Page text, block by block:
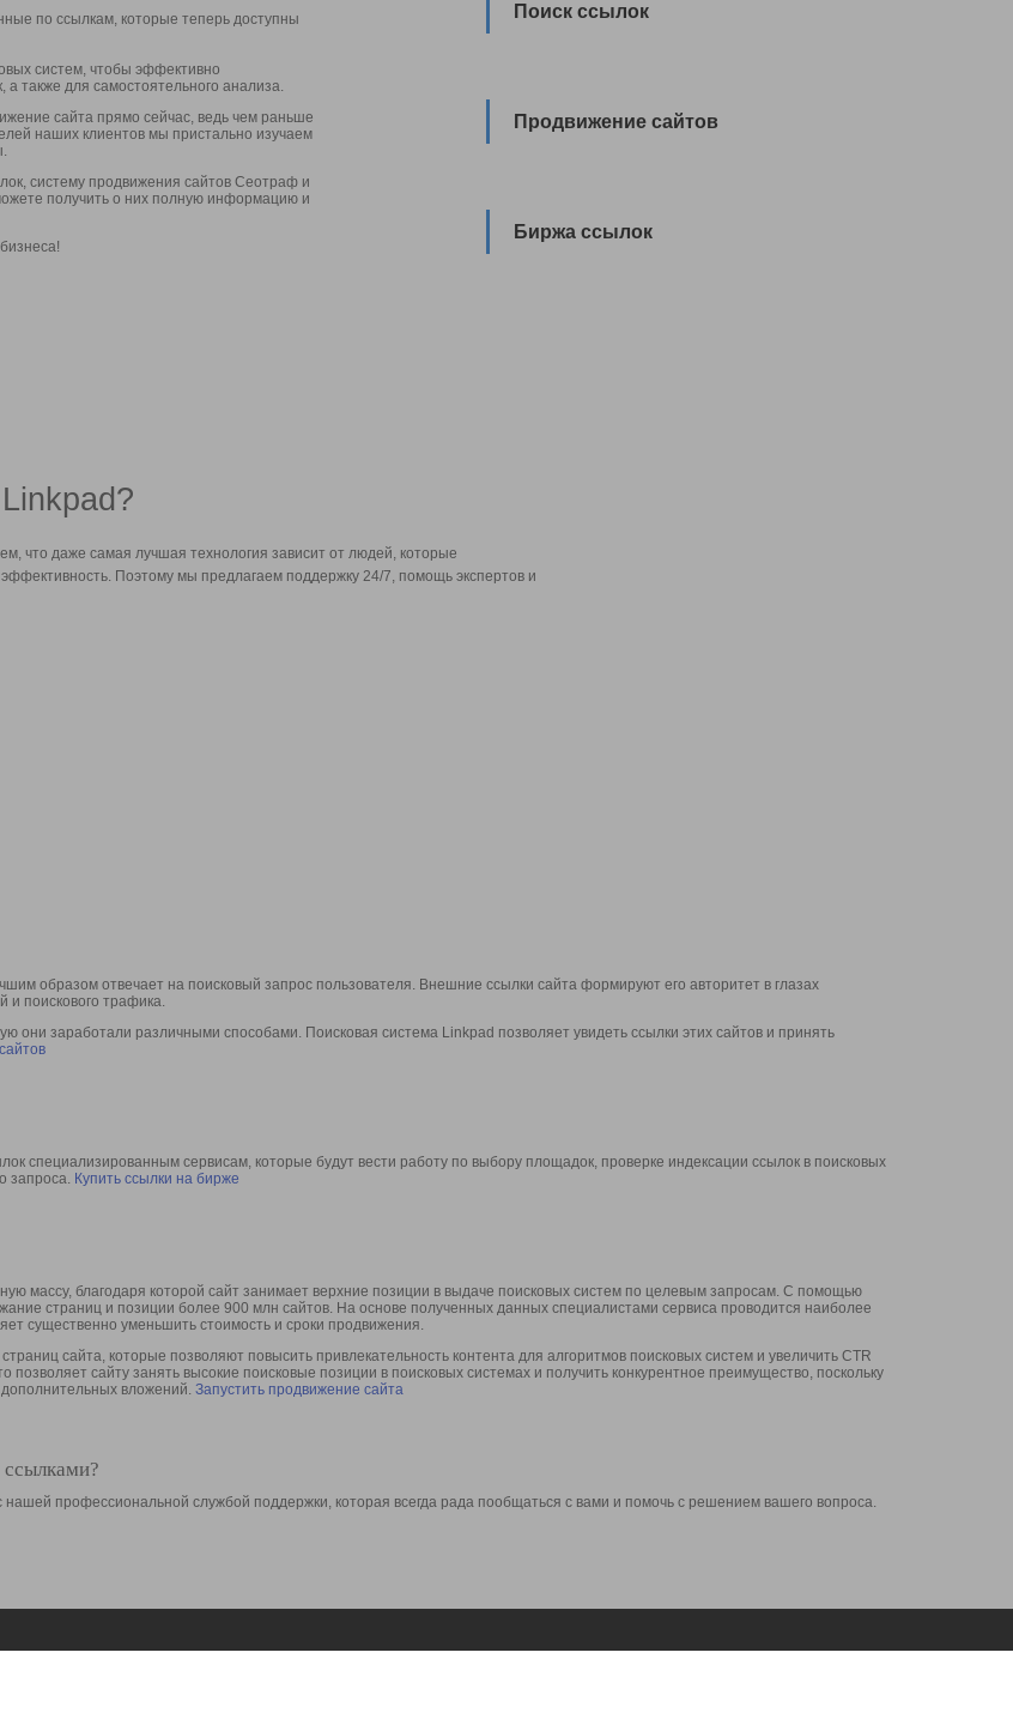
по ссылкам, которые теперь доступны
систем, чтобы эффективно
также для самостоятельного анализа.
сайта прямо сейчас, ведь чем раньше
наших клиентов мы пристально изучаем
систему продвижения сайтов Сеотраф и
получить о них полную информацию и
Поиск ссылок
Продвижение сайтов
Биржа ссылок
что даже самая лучшая технология зависит от людей, которые
Поэтому мы предлагаем поддержку 24/7, помощь экспертов и
образом отвечает на поисковый запрос пользователя. Внешние ссылки сайта формируют его авторитет в глазах
и поискового трафика.
заработали различными способами. Поисковая система Linkpad позволяет увидеть ссылки этих сайтов и принять
специализированным сервисам, которые будут вести работу по выбору площадок, проверке индексации ссылок в поисковых
запроса. Купить ссылки на бирже
массу, благодаря которой сайт занимает верхние позиции в выдаче поисковых систем по целевым запросам. С помощью
страниц и позиции более 900 млн сайтов. На основе полученных данных специалистами сервиса проводится наиболее
существенно уменьшить стоимость и сроки продвижения.
сайта, которые позволяют повысить привлекательность контента для алгоритмов поисковых систем и увеличить CTR
позволяет сайту занять высокие поисковые позиции в поисковых системах и получить конкурентное преимущество, поскольку
вложений. Запустить продвижение сайта
нашей профессиональной службой поддержки, которая всегда рада пообщаться с вами и помочь с решением вашего вопроса.